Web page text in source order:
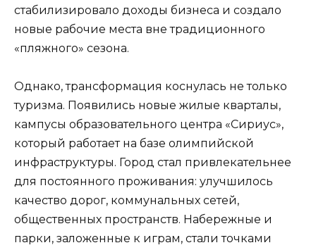
стабилизировало доходы бизнеса и создало
новые рабочие места вне традиционного
«пляжного» сезона.
Однако, трансформация коснулась не только
туризма. Появились новые жилые кварталы,
кампусы образовательного центра «Сириус»,
который работает на базе олимпийской
инфраструктуры. Город стал привлекательнее
для постоянного проживания: улучшилось
качество дорог, коммунальных сетей,
общественных пространств. Набережные и
парки, заложенные к играм, стали точками